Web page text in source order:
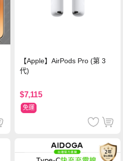
【Apple】AirPods Pro (第 3
代)
$7,115
免運